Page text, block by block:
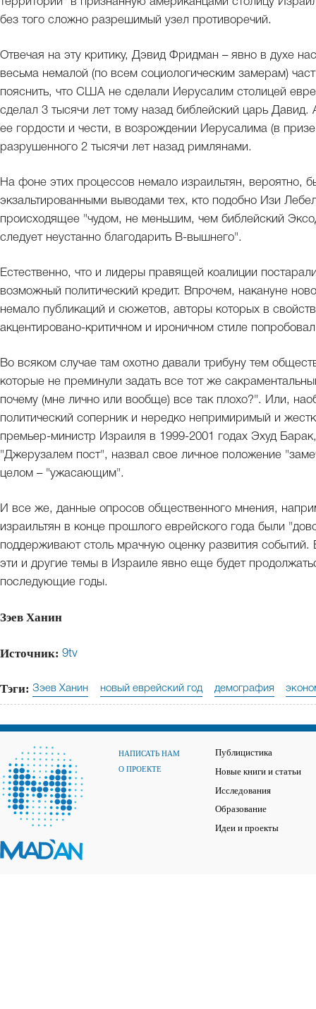
без того сложно разрешимый узел противоречий.
Отвечая на эту критику, Дэвид Фридман – явно в духе
весьма немалой (по всем социологическим замерам)
пояснить, что США не сделали Иерусалим столицей
сделал 3 тысячи лет тому назад библейский царь
ее гордости и чести, в возрождении Иерусалима (в
разрушенного 2 тысячи лет назад римлянами.
На фоне этих процессов немало израильтян, вероятно,
экзальтированными выводами тех, кто подобно Изи
происходящее "чудом, не меньшим, чем библейский
следует неустанно благодарить В-вышнего".
Естественно, что и лидеры правящей коалиции
возможный политический кредит. Впрочем, накануне
немало публикаций и сюжетов, авторы которых в
акцентировано-критичном и ироничном стиле
Во всяком случае там охотно давали трибуну тем
которые не преминули задать все тот же
почему (мне лично или вообще) все так плохо?". Или,
политический соперник и нередко непримиримый и
премьер-министр Израиля в 1999-2001 годах Эхуд
"Джерузалем пост", назвал свое личное положение
целом – "ужасающим".
И все же, данные опросов общественного мнения,
израильтян в конце прошлого еврейского года были
поддерживают столь мрачную оценку развития
эти и другие темы в Израиле явно еще будет
последующие годы.
Зэев Ханин
Источник: 9tv
Тэги: Зэев Ханин новый еврейский год демография
НАПИСАТЬ НАМ
О ПРОЕКТЕ
Публицистика
Новые книги и статьи
Исследования
Образование
Идеи и проекты